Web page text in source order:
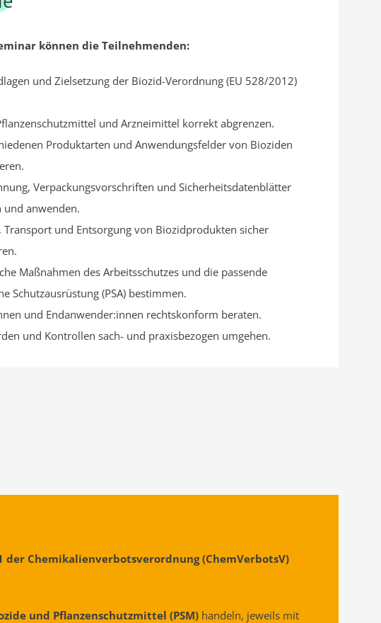
können die Teilnehmenden:
und Zielsetzung der Biozid-Verordnung (EU 528/2012)
und Arzneimittel korrekt abgrenzen.
Produktarten und Anwendungsfelder von Bioziden
Verpackungsvorschriften und Sicherheitsdatenblätter
und anwenden.
Transport und Entsorgung von Biozidprodukten sicher
Maßnahmen des Arbeitsschutzes und die passende
Schutzausrüstung (PSA) bestimmen.
und Endanwender:innen rechtskonform beraten.
und Kontrollen sach- und praxisbezogen umgehen.
der Chemikalienverbotsverordnung (ChemVerbotsV)
und Pflanzenschutzmittel (PSM) handeln, jeweils mit